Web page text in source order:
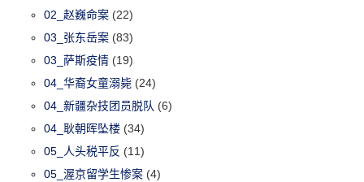
02_赵巍命案 (22)
03_张东岳案 (83)
03_萨斯疫情 (19)
04_华裔女童溺毙 (24)
04_新疆杂技团员脱队 (6)
04_耿朝晖坠楼 (34)
05_人头税平反 (11)
05_渥京留学生惨案 (4)